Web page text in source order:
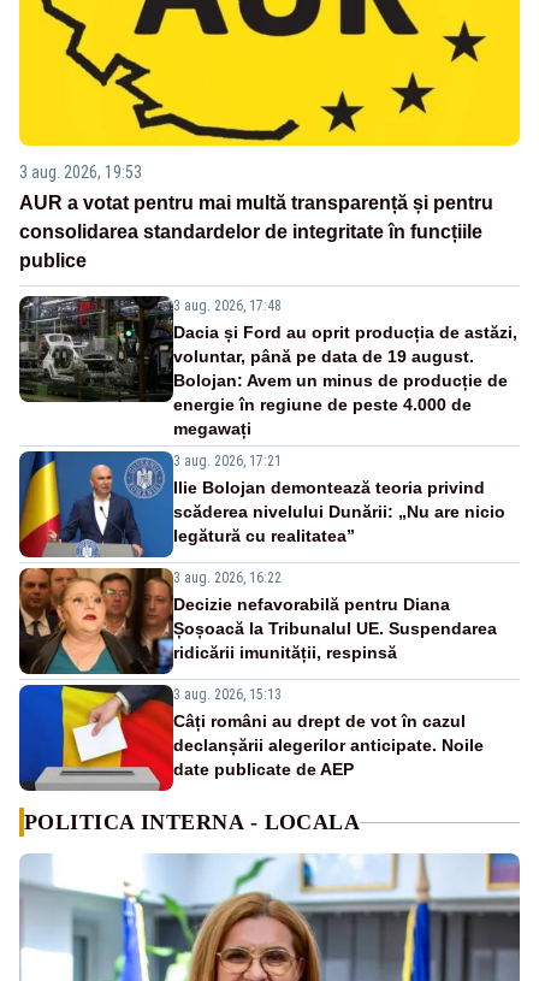
3 aug. 2026, 19:53
AUR a votat pentru mai multă transparență și pentru
consolidarea standardelor de integritate în funcțiile
publice
3 aug. 2026, 17:48
Dacia și Ford au oprit producția de astăzi,
voluntar, până pe data de 19 august.
Bolojan: Avem un minus de producție de
energie în regiune de peste 4.000 de
megawați
3 aug. 2026, 17:21
Ilie Bolojan demontează teoria privind
scăderea nivelului Dunării: „Nu are nicio
legătură cu realitatea”
3 aug. 2026, 16:22
Decizie nefavorabilă pentru Diana
Șoșoacă la Tribunalul UE. Suspendarea
ridicării imunității, respinsă
3 aug. 2026, 15:13
Câți români au drept de vot în cazul
declanșării alegerilor anticipate. Noile
date publicate de AEP
POLITICA INTERNA - LOCALA